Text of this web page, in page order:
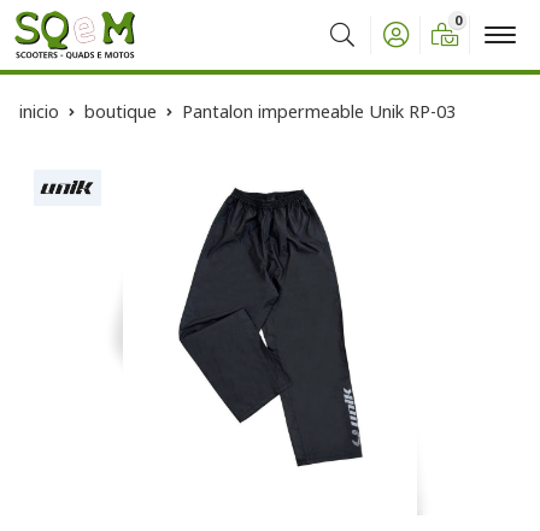
Buscar
0
inicio boutique Pantalon impermeable Unik RP-03